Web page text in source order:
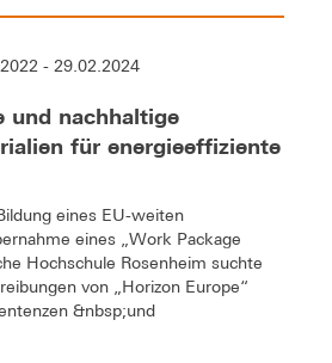
- 29.02.2024
und nachhaltige
für energieeffiziente
eines EU-weiten
eines „Work Package
Hochschule Rosenheim suchte
von „Horizon Europe“
&nbsp;und